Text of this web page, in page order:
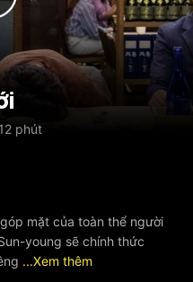
phút
mặt của toàn thể người
young sẽ chính thức
...Xem thêm